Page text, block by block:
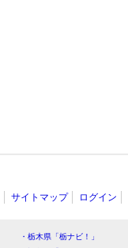
サイトマップ ログイン
・栃木県「栃ナビ！」